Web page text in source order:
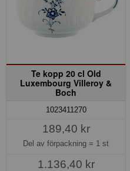
Te kopp 20 cl Old
Luxembourg Villeroy &
Boch
1023411270
189,40 kr
Del av förpackning = 1 st
1.136,40 kr